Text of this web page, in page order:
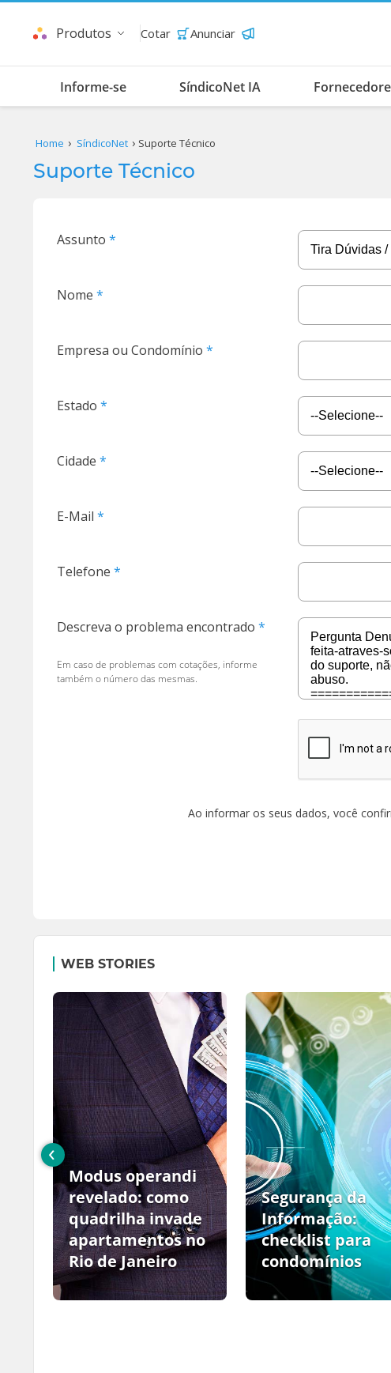
Produtos Cotar Anunciar
Informe-se SíndicoNet IA
Home SíndicoNet Suporte Técnico
Suporte Técnico
Assunto
Nome
Empresa ou Condomínio
Estado
Cidade
E-Mail
Telefone
Descreva o problema encontrado
Em caso de problemas com cotações, informe
também o número das mesmas.
Ao informar os seus dados, você
WEB STORIES
Modus operandi
revelado: como
quadrilha invade
apartamentos no
Rio de Janeiro
Segurança da
Informação:
checklist para
condomínios
‹